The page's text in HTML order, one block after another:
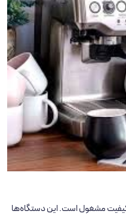
مشغول است. این دستگاه‌ها